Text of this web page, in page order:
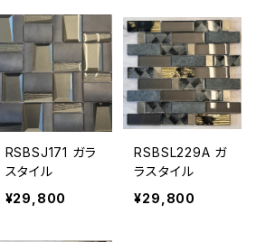
RSBSJ171 ガラ
スタイル
¥29,800
RSBSL229A ガ
ラスタイル
¥29,800